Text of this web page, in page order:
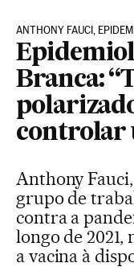
ANTHONY FAUCI,
Branca:
controlar
Anthony
grupo de
contra a
longo de 2021,
a vacina à